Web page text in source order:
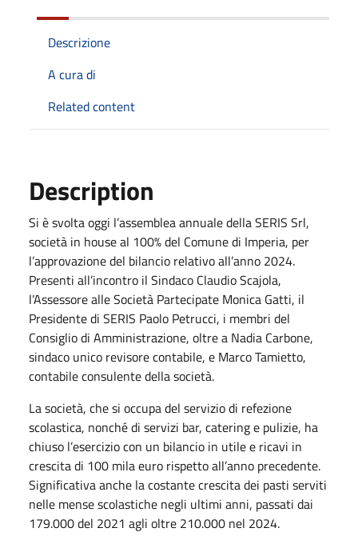
Descrizione
A cura di
Related content
Description
Si è svolta oggi l’assemblea annuale della SERIS Srl,
società in house al 100% del Comune di Imperia, per
l’approvazione del bilancio relativo all’anno 2024.
Presenti all’incontro il Sindaco Claudio Scajola,
l’Assessore alle Società Partecipate Monica Gatti, il
Presidente di SERIS Paolo Petrucci, i membri del
Consiglio di Amministrazione, oltre a Nadia Carbone,
sindaco unico revisore contabile, e Marco Tamietto,
contabile consulente della società.
La società, che si occupa del servizio di refezione
scolastica, nonché di servizi bar, catering e pulizie, ha
chiuso l’esercizio con un bilancio in utile e ricavi in
crescita di 100 mila euro rispetto all’anno precedente.
Significativa anche la costante crescita dei pasti serviti
nelle mense scolastiche negli ultimi anni, passati dai
179.000 del 2021 agli oltre 210.000 nel 2024.